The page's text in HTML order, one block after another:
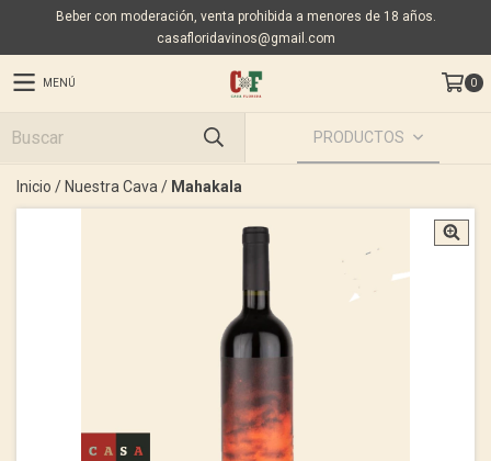
Beber con moderación, venta prohibida a menores de 18 años.
casafloridavinos@gmail.com
MENÚ 0
PRODUCTOS
Inicio / Nuestra Cava / Mahakala